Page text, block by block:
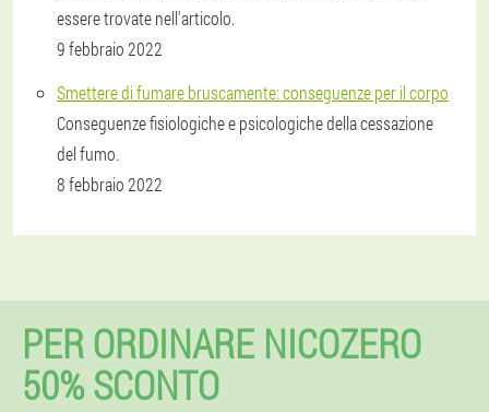
essere trovate nell'articolo.
9 febbraio 2022
Smettere di fumare bruscamente: conseguenze per il corpo
Conseguenze fisiologiche e psicologiche della cessazione
del fumo.
8 febbraio 2022
PER ORDINARE NICOZERO
50% SCONTO